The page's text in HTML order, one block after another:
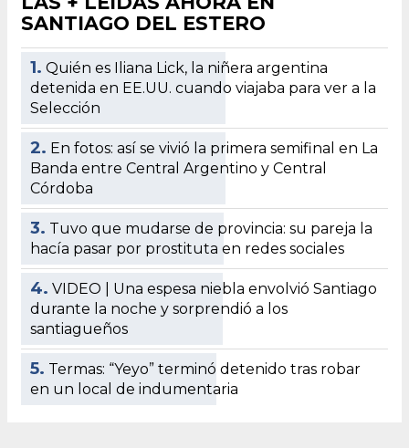
SANTIAGO DEL ESTERO
1. Quién es Iliana Lick, la niñera argentina
detenida en EE.UU. cuando viajaba para ver a la
Selección
2. En fotos: así se vivió la primera semifinal en La
Banda entre Central Argentino y Central
Córdoba
3. Tuvo que mudarse de provincia: su pareja la
hacía pasar por prostituta en redes sociales
4. VIDEO | Una espesa niebla envolvió Santiago
durante la noche y sorprendió a los
santiagueños
5. Termas: “Yeyo” terminó detenido tras robar
en un local de indumentaria